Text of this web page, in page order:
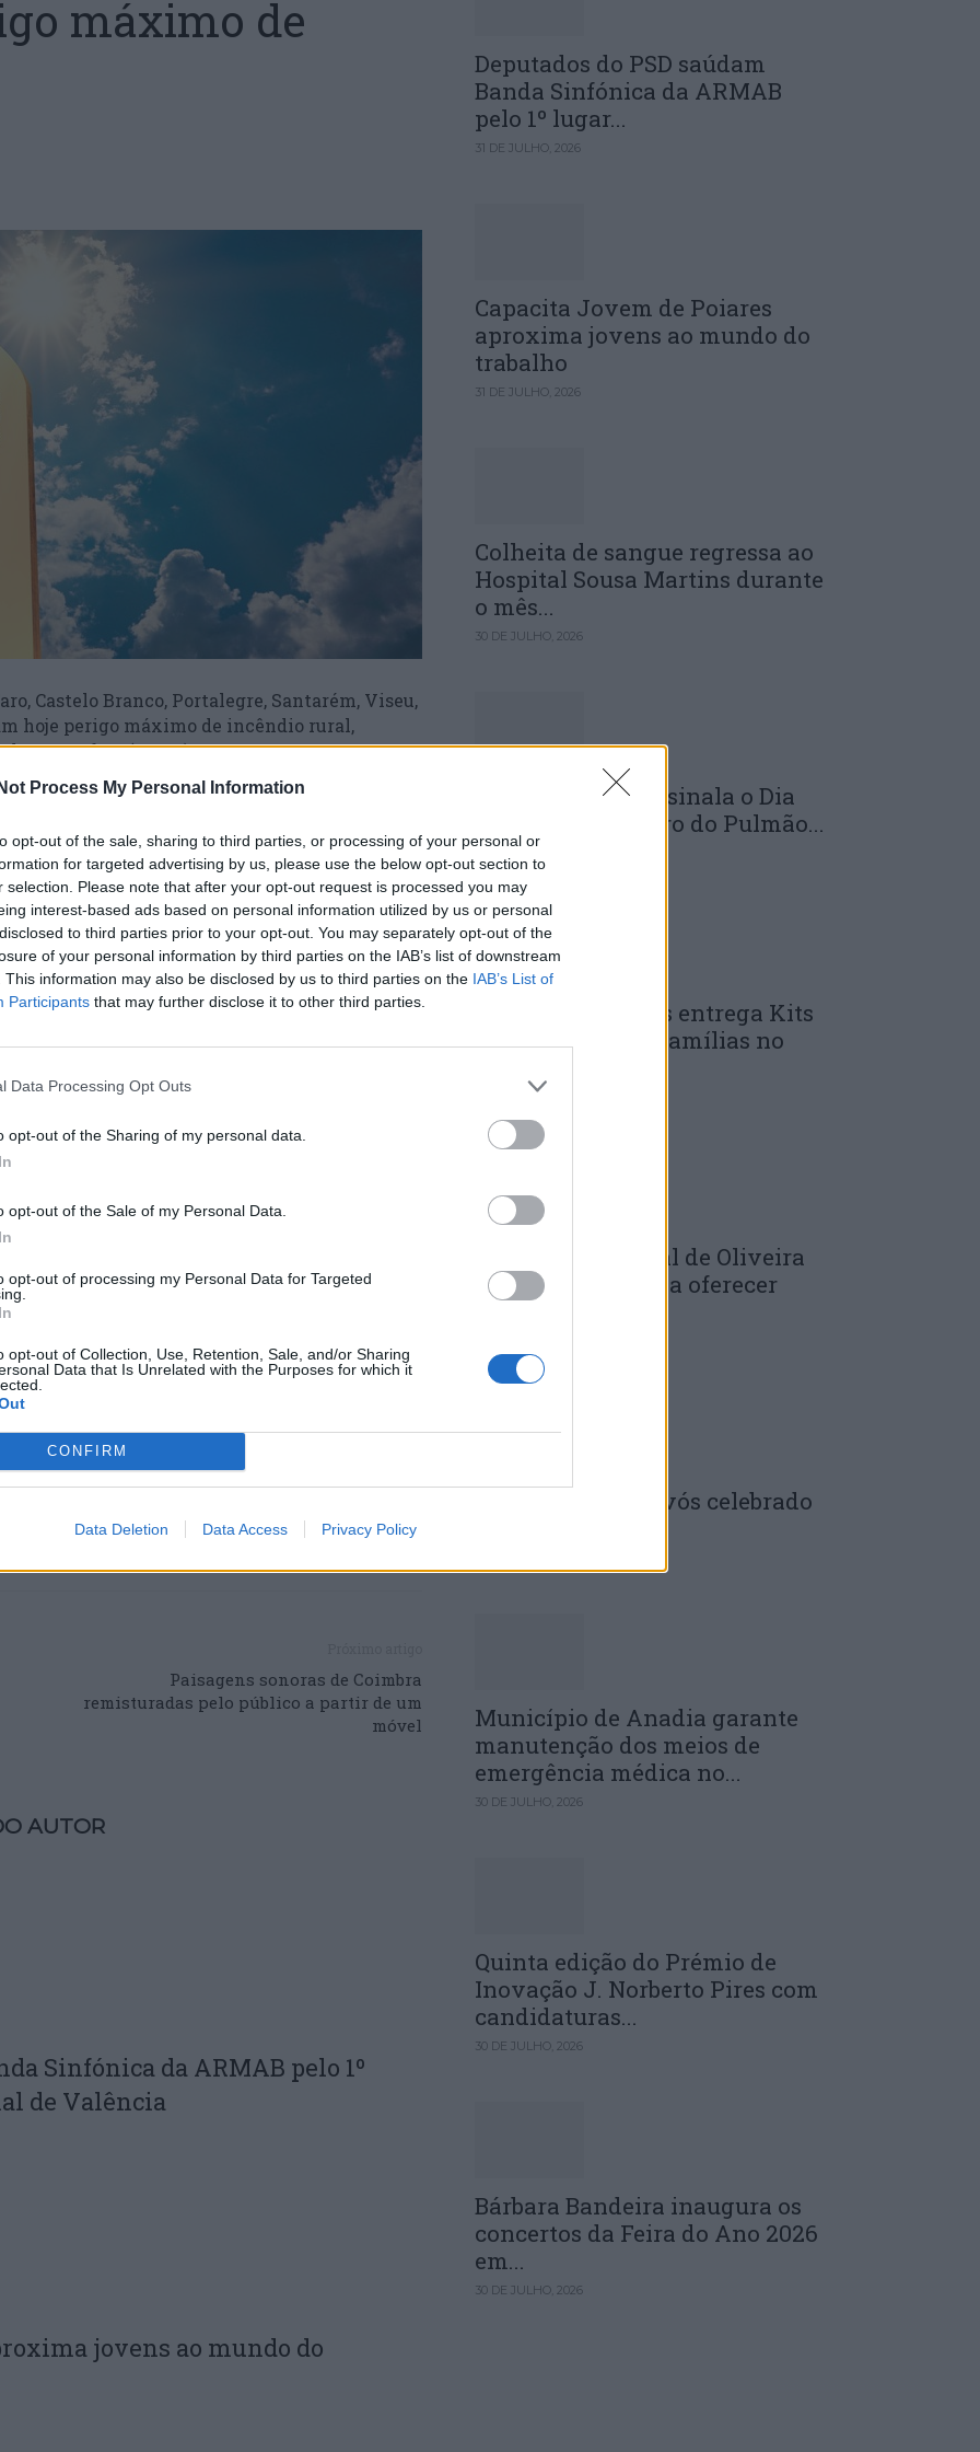
Process My Personal Information
opt-out of the sale, sharing to third parties, or processing of your personal or
for targeted advertising by us, please use the below opt-out section to
selection. Please note that after your opt-out request is processed you may
interest-based ads based on personal information utilized by us or personal
to third parties prior to your opt-out. You may separately opt-out of the
of your personal information by third parties on the IAB’s list of downstream
This information may also be disclosed by us to third parties on the IAB’s List of
Participants that may further disclose it to other third parties.
Data Processing Opt Outs
opt-out of the Sharing of my personal data.
opt-out of the Sale of my Personal Data.
opt-out of processing my Personal Data for Targeted
opt-out of Collection, Use, Retention, Sale, and/or Sharing
Data that Is Unrelated with the Purposes for which it
CONFIRM
Data Deletion Data Access Privacy Policy
máximo de
Castelo Branco, Portalegre, Santarém, Viseu,
hoje perigo máximo de incêndio rural,
Atmosfera (IPMA).
de Faro, Beja, Santarém, Portalegre,
Viseu, Guarda, Vila Real, Braga e
continente estão hoje em perigo elevado de
vai manter-se elevado pelo menos até
níveis, que vão de reduzido a máximo e
do ar, humidade relativa, velocidade do
24 horas.
de fogo já afetaram 9.105 hectares de espaços
pouco nublado ou limpo, com nebulosidade
oeste, por vezes forte na costa sul do
matinal.
os 14 (na Guarda, Viseu, Porto, Braga e
entre os 23 (no Porto) e os 33 (em Castelo
Paisagens sonoras de Coimbra
remisturadas pelo público a partir de um
móvel
AUTOR
Sinfónica da ARMAB pelo 1º
de Valência
jovens ao mundo do
Deputados do PSD saúdam
Banda Sinfónica da ARMAB
pelo 1º lugar...
31 DE JULHO, 2026
Capacita Jovem de Poiares
aproxima jovens ao mundo do
trabalho
31 DE JULHO, 2026
Colheita de sangue regressa ao
Hospital Sousa Martins durante
o mês...
30 DE JULHO, 2026
ULS da Guarda assinala o Dia
Mundial do Cancro do Pulmão...
Município de Góis entrega Kits
Comunitários às famílias no
30 DE JULHO, 2026
Câmara Municipal de Oliveira
do Hospital volta a oferecer
Penela: Dia dos Avós celebrado
Município de Anadia garante
manutenção dos meios de
emergência médica no...
30 DE JULHO, 2026
Quinta edição do Prémio de
Inovação J. Norberto Pires com
candidaturas...
30 DE JULHO, 2026
Bárbara Bandeira inaugura os
concertos da Feira do Ano 2026
em...
30 DE JULHO, 2026